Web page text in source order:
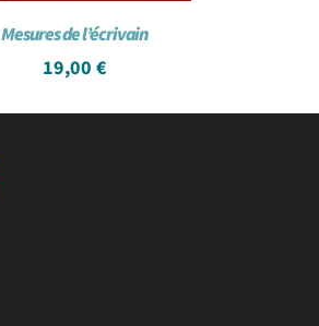
Mesures de l’écrivain
19,00 €